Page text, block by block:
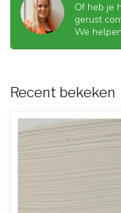
Of heb je
gerust
We
Recent bekeken